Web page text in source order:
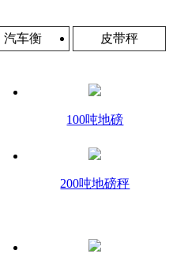
汽车衡 皮带秤
100吨地磅
200吨地磅秤